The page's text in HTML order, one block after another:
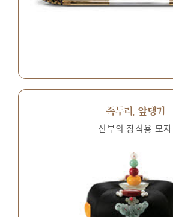
족두리, 앞댕기
신부의 장식용 모자